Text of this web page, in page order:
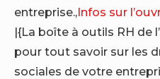
entreprise.,Infos sur
|{La boîte à outils RH de
pour tout savoir sur les
sociales de votre